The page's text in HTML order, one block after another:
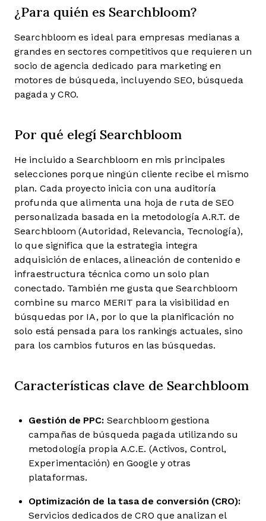
¿Para quién es Searchbloom?
Searchbloom es ideal para empresas medianas a
grandes en sectores competitivos que requieren un
socio de agencia dedicado para marketing en
motores de búsqueda, incluyendo SEO, búsqueda
pagada y CRO.
Por qué elegí Searchbloom
He incluido a Searchbloom en mis principales
selecciones porque ningún cliente recibe el mismo
plan. Cada proyecto inicia con una auditoría
profunda que alimenta una hoja de ruta de SEO
personalizada basada en la metodología A.R.T. de
Searchbloom (Autoridad, Relevancia, Tecnología),
lo que significa que la estrategia integra
adquisición de enlaces, alineación de contenido e
infraestructura técnica como un solo plan
conectado. También me gusta que Searchbloom
combine su marco MERIT para la visibilidad en
búsquedas por IA, por lo que la planificación no
solo está pensada para los rankings actuales, sino
para los cambios futuros en las búsquedas.
Características clave de Searchbloom
Gestión de PPC: Searchbloom gestiona
campañas de búsqueda pagada utilizando su
metodología propia A.C.E. (Activos, Control,
Experimentación) en Google y otras
plataformas.
Optimización de la tasa de conversión (CRO):
Servicios dedicados de CRO que analizan el